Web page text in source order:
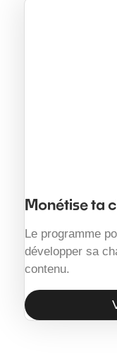
Monétise ta
Le programme
développer sa
contenu.